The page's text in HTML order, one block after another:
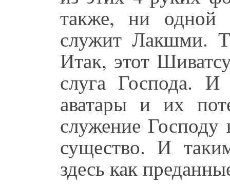
также, ни
служит Лакшми.
Итак, этот
слуга Господа.
аватары и их
служение Господу
существо. И
здесь как